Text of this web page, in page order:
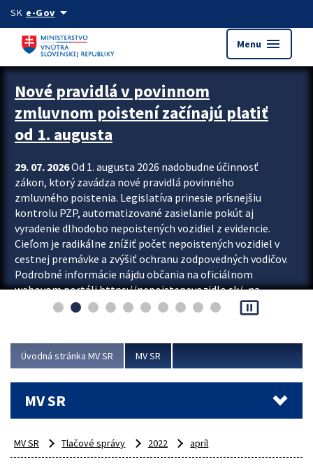
Preskocit na hlavný obsah
SK e-Govarrow_drop_down
Menu menu
Zastavit automatický posun upútavok
Nové pravidlá v povinnom
zmluvnom poistení začínajú platiť
od 1. augusta
29. 07. 2026Od 1. augusta 2026 nadobudne účinnosť
zákon, ktorý zavádza nové pravidlá povinného
zmluvného poistenia. Legislatíva prinesie prísnejšiu
kontrolu PZP, automatizované zasielanie pokút aj
vyradenie dlhodobo nepoistených vozidiel z evidencie.
Cieľom je radikálne znížiť počet nepoistených vozidiel v
cestnej premávke a zvýšiť ochranu zodpovedných vodičov.
Podrobné informácie nájdu občania na oficiálnom
webovom portáli https://nepoistenevozidlo.sk/, na
ktorom od augusta pribudne aj možnosť overiť si...
pause_presentation
Úvodná stránka MV SR MV SR
MV SR
MV SR Tlačové správy 2022 apríl